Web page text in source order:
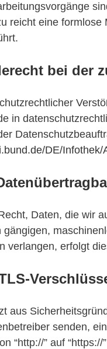
reicht eine
bei der
in
DE/
Daten, die wir
gängigen,
verlangen, erfolgt
aus
senden,
“http://” auf